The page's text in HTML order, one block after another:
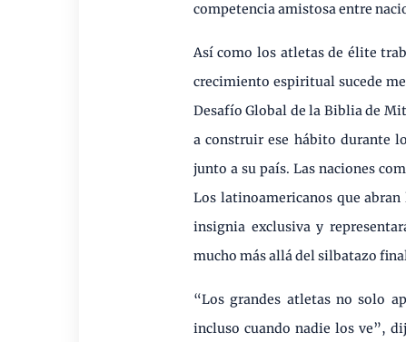
competencia amistosa entre
Así como los atletas de élite
crecimiento espiritual sucede
Desafío Global de la Biblia de
a construir ese hábito durante
junto a su país. Las naciones
Los latinoamericanos que
insignia exclusiva y
mucho más allá del silbatazo
“Los grandes atletas no solo
incluso cuando nadie los ve”,